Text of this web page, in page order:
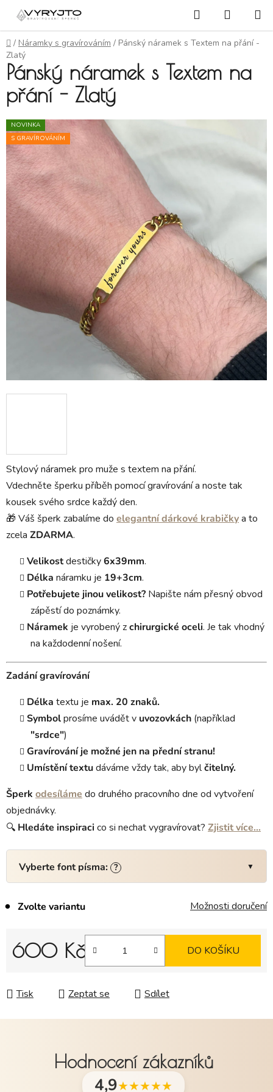
Přejít na obsah Hledat
Domů
/ Náramky s gravírováním / Pánský náramek s Textem na přání -
Zlatý
Stylový náramek pro muže s textem na přání.
Vdechněte šperku příběh pomocí gravírování a noste tak
kousek svého srdce každý den.
🎁 Váš šperk zabalíme do elegantní dárkové krabičkya to
zcela ZDARMA.
Velikostdestičky6x39mm.
Délka náramku je 19+3cm.
Potřebujete jinou velikost? Napište nám přesný obvod
zápěstí do poznámky.
Náramek je vyrobený zchirurgické oceli. Je tak vhodný
na každodenní nošení.
Zadání gravírování
Délka textu je max. 20 znaků.
Symbolprosíme uvádět v uvozovkách (například
"srdce")
Gravírování je možné jen na přední stranu!
Umístění textudáváme vždy tak, aby bylčitelný.
Šperk odesíláme do druhého pracovního dne od vytvoření
objednávky.
🔍 Hledáte inspiracico si nechat vygravírovat? Zjistit více…
Vyberte font písma: ?
Zvolte variantu Možnosti doručení
600 Kč DO KOŠÍKU
Tisk Zeptat se Sdílet
Pánský náramek s Textem na
přání - Zlatý
NOVINKA
S GRAVÍROVÁNÍM
Hodnocení zákazníků
4,9★★★★★